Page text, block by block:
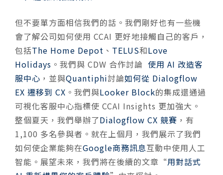
但不要單方面相信我們的話。我們剛好也有一些機
會了解公司如何使用 CCAI 更好地接觸自己的客戶，
包括The Home Depot 、 TELUS和Love
Holidays 。我們與 CDW 合作討論 使用 AI 改造客
服中心 ，並與Quantiphi討論如何從 Dialogflow
EX 遷移到 CX 。我們與Looker Block的集成還通過
可視化客服中心指標使 CCAI Insights 更加強大。
整個夏天，我們舉辦了Dialogflow CX 競賽 ，有
1,100 多名參與者。就在上個月，我們展示了我們
如何使企業能夠在Google商務訊息互動中使用人工
智能。展望未來，我們將在後續的文章“用對話式